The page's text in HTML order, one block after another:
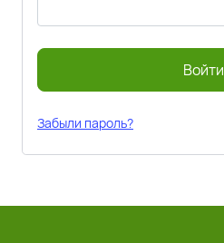
Войти
Забыли пароль?